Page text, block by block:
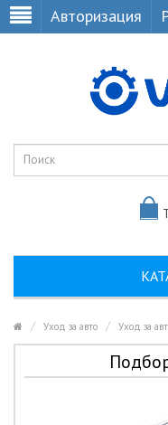
Авторизация
Уход за авто Уход за